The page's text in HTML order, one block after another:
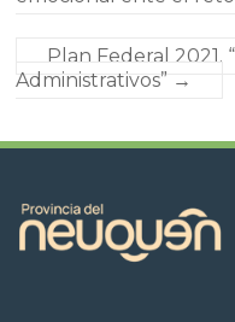
Plan Federal
Administrativos” →